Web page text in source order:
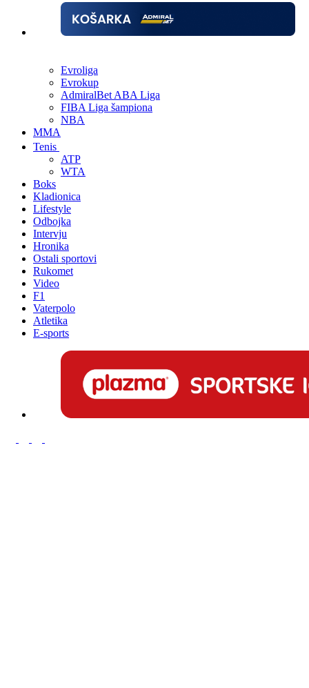
Evroliga
Evrokup
AdmiralBet ABA Liga
FIBA Liga šampiona
NBA
MMA
Tenis
ATP
WTA
Boks
Kladionica
Lifestyle
Odbojka
Intervju
Hronika
Ostali sportovi
Rukomet
Video
F1
Vaterpolo
Atletika
E-sports